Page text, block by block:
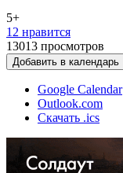
5+
12 нравится
13013 просмотров
Добавить в календарь
Google Calendar
Outlook.com
Скачать .ics